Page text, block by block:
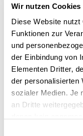
Wir nutzen
Diese Website
Funktionen zur
und
der Einbindung von
Elementen Dritter,
der personalisierten
sozialer Medien. Je
an Dritte
Wenn es auf
schon bald im